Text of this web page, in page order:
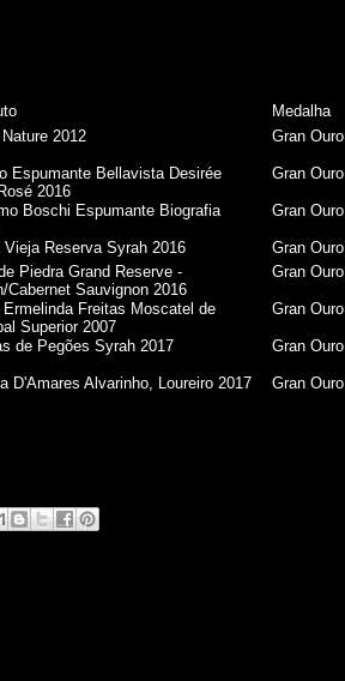
Medalha
2012 Gran Ouro
Espumante Bellavista Desirée
2016
Gran Ouro
Boschi Espumante Biografia
Gran Ouro
Vieja Reserva Syrah 2016
Gran Ouro
Piedra Grand Reserve -
Cabernet Sauvignon 2016
Gran Ouro
Ermelinda Freitas Moscatel de
Superior 2007
Gran Ouro
de Pegões Syrah 2017 Gran Ouro
D'Amares Alvarinho, Loureiro 2017 Gran Ouro